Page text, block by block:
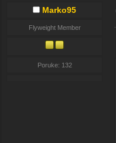
Marko95
Flyweight Member
Poruke: 132